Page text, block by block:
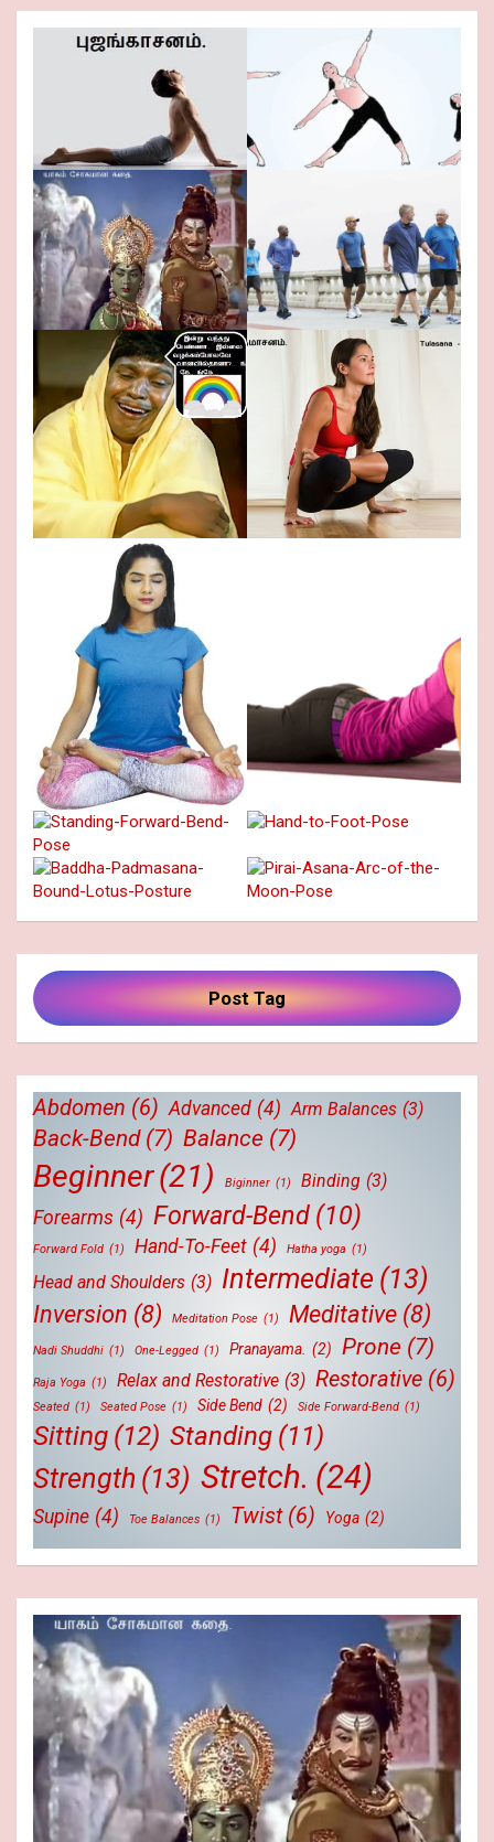
Post Tag
Abdomen (6) Advanced (4) Arm Balances (3)
Back-Bend (7) Balance (7)
Beginner(21) Biginner (1) Binding (3)
Forearms (4) Forward-Bend (10)
Forward Fold (1) Hand-To-Feet (4) Hatha yoga (1)
Head and Shoulders (3) Intermediate (13)
Inversion (8) Meditation Pose (1) Meditative (8)
Nadi Shuddhi (1) One-Legged (1) Pranayama. (2) Prone (7)
Raja Yoga (1) Relax and Restorative (3) Restorative (6)
Seated (1) Seated Pose (1) Side Bend (2) Side Forward-Bend (1)
Sitting (12) Standing (11)
Strength (13) Stretch. (24)
Supine (4) Toe Balances (1) Twist (6) Yoga (2)